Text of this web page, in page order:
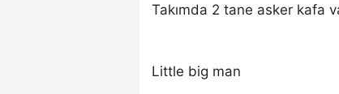
Takımda 2 tane asker kafa
Little big man